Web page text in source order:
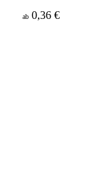
ab 0,36 €